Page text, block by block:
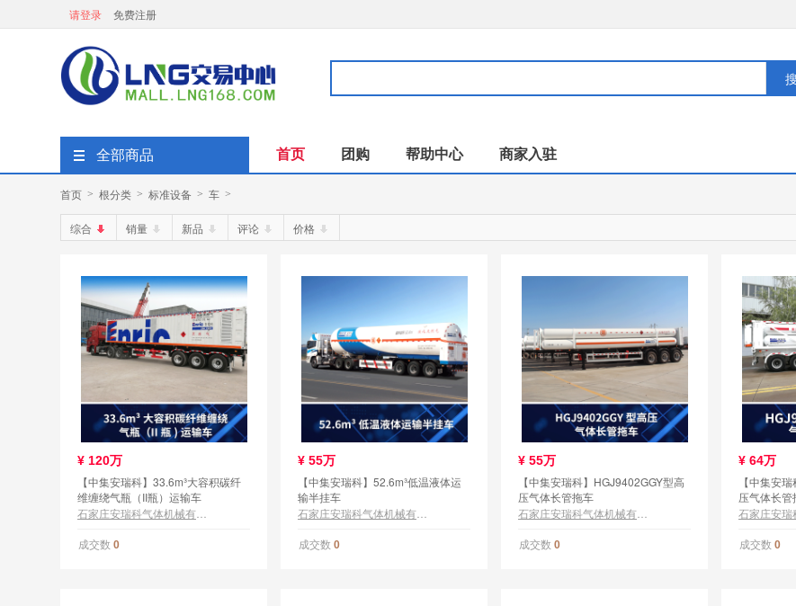
请登录 免费注册
全部商品 首页 团购 帮助中心 商家入驻
首页 > 根分类 > 标准设备 > 车 >
综合 销量 新品 评论 价格
¥ 120万
【中集安瑞科】33.6m³大容积碳纤
维缠绕气瓶（II瓶）运输车
成交数 0
¥ 55万
【中集安瑞科】52.6m³低温液体运
输半挂车
成交数 0
¥ 55万
【中集安瑞科】HGJ9402GGY型高
压气体长管拖车
成交数 0
¥ 64万
【中集安
压气体长管
成交数 0